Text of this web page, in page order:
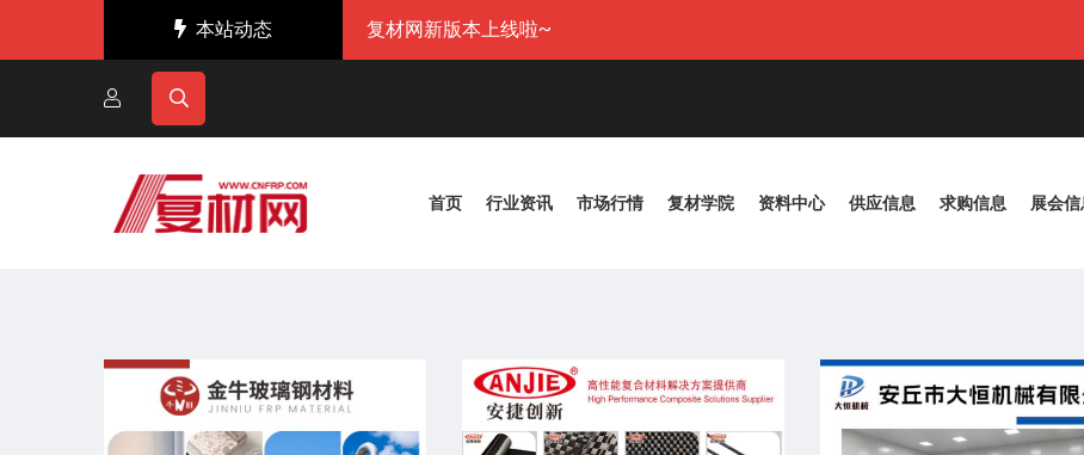
本站动态 复材网新版本上线啦~
首页 行业资讯 市场行情 复材学院 资料中心 供应信息 求购信息 展会信